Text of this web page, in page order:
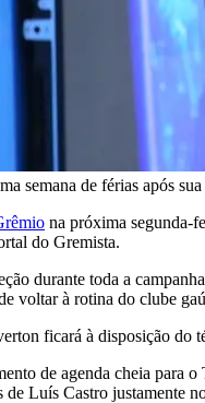
semana de férias após
na próxima segunda-
do Gremista.
durante toda a
voltar à rotina do clube
ficará à disposição
de agenda cheia para
de Luís Castro justamente